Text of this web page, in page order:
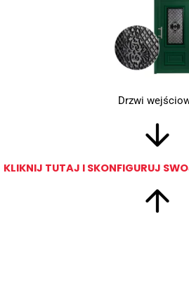
Drzwi
KLIKNIJ TUTAJ I SKONFIGURUJ